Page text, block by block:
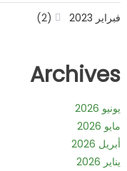
فبراير 2023 (2)
Archives
يونيو 2026
مايو 2026
أبريل 2026
يناير 2026